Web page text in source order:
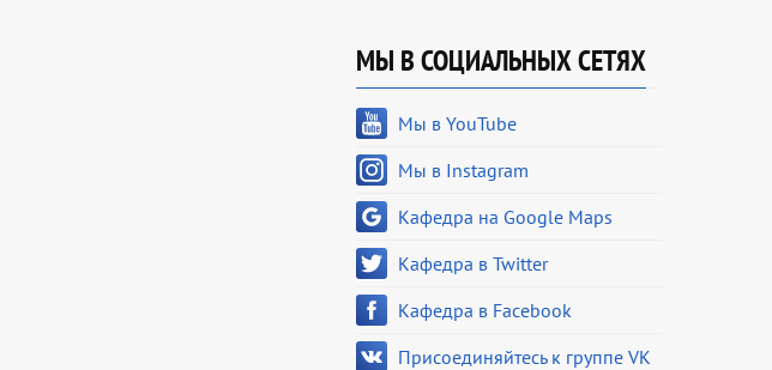
МЫ В СОЦИАЛЬНЫХ СЕТЯХ
Мы в YouTube
Мы в Instagram
Кафедра на Google Maps
Кафедра в Twitter
Кафедра в Facebook
Присоединяйтесь к группе VK